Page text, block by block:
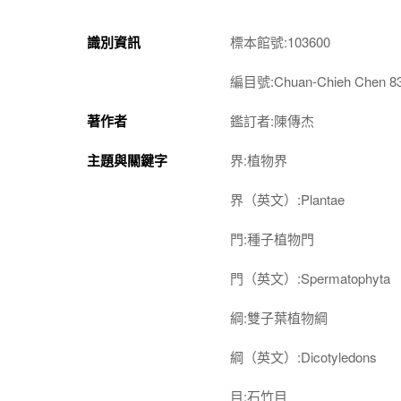
識別資訊 標本館號:103600
編目號:Chuan-Chieh Chen
著作者 鑑訂者:陳傳杰
主題與關鍵字 界:植物界
界（英文）:Plantae
門:種子植物門
門（英文）:Spermatophyta
綱:雙子葉植物綱
綱（英文）:Dicotyledons
目:石竹目